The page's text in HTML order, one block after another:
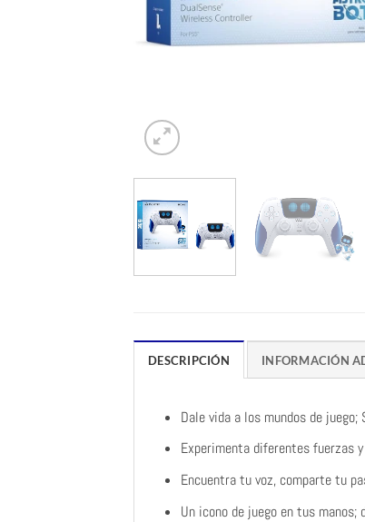
DESCRIPCIÓN INFORMACIÓN
Dale vida a los mundos de
Experimenta diferentes fuerzas
Encuentra tu voz, comparte tu
Un icono de juego en tus